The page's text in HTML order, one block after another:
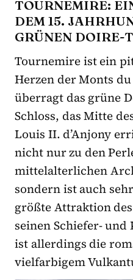
TOURNEMIRE:
DEM 15.
GRÜNEN DOIRE-
Tournemire ist ein
Herzen der Monts
überragt das grüne
Schloss, das Mitte
Louis II. d’Anjony
nicht nur zu den
mittelalterlichen
sondern ist auch
größte Attraktion
seinen Schiefer-
ist allerdings die
vielfarbigem